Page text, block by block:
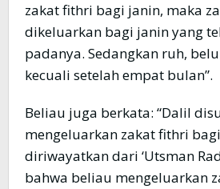
zakat fithri bagi janin, maka
dikeluarkan bagi janin yang
padanya. Sedangkan ruh,
kecuali setelah empat bulan”.
Beliau juga berkata: “Dalil
mengeluarkan zakat fithri
diriwayatkan dari ‘Utsman
bahwa beliau mengeluarkan